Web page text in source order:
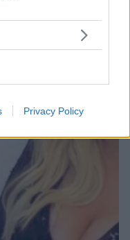
Privacy Policy